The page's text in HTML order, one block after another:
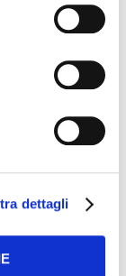
dettagli